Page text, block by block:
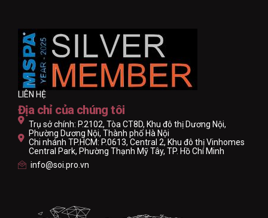
LIÊN HỆ
Địa chỉ của chúng tôi
Trụ sở chính: P.2102, Tòa CT8D, Khu đô thị Dương Nội,
Phường Dương Nội, Thành phố Hà Nội
Chi nhánh TP.HCM: P.0613, Central 2, Khu đô thị Vinhomes
Central Park, Phường Thạnh Mỹ Tây, TP. Hồ Chí Minh
info@soi.pro.vn